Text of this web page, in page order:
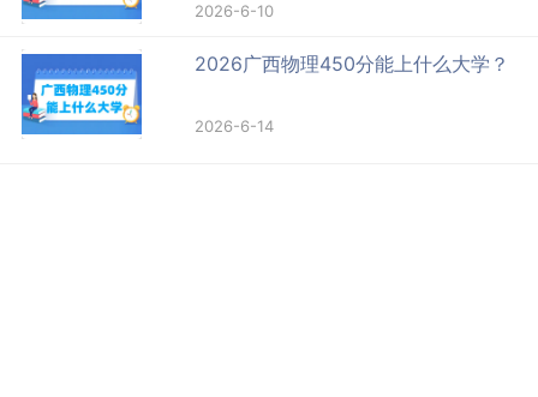
2026-6-10
2026广西物理450分能上什么大学？
2026-6-14